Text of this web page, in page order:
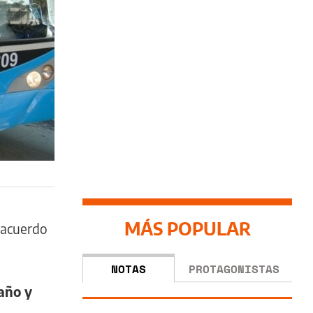
y
MÁS POPULAR
NOTAS PROTAGONISTAS